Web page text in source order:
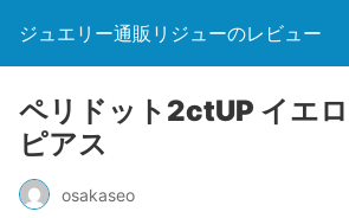
ジュエリー通販リジューのレビュー
ペリドット2ctUP イエ
ピアス
osakaseo